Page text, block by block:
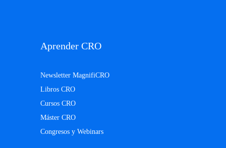
Aprender CRO
Newsletter MagnifiCRO
Libros CRO
Cursos CRO
Máster CRO
Congresos y Webinars